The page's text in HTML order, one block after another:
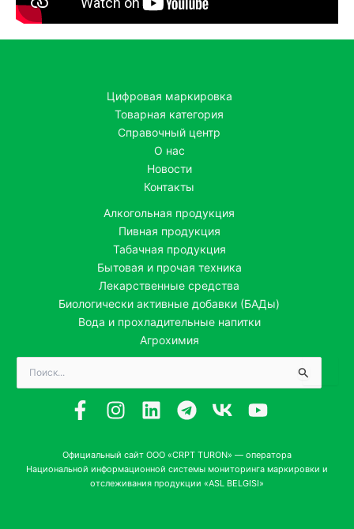
Цифровая маркировка
Товарная категория
Справочный центр
О нас
Новости
Контакты
Алкогольная продукция
Пивная продукция
Табачная продукция
Бытовая и прочая техника
Лекарственные средства
Биологически активные добавки (БАДы)
Вода и прохладительные напитки
Агрохимия
Поиск:
Официальный сайт ООО «CRPT TURON» — оператора
Национальной информационной системы мониторинга маркировки и
отслеживания продукции «ASL BELGISI»